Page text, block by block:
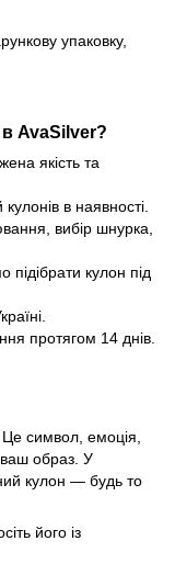
упаковку,
AvaSilver?
якість та
в наявності.
вибір шнурка,
кулон під
протягом 14 днів.
символ, емоція,
ваш образ. У
кулон — будь то
його із